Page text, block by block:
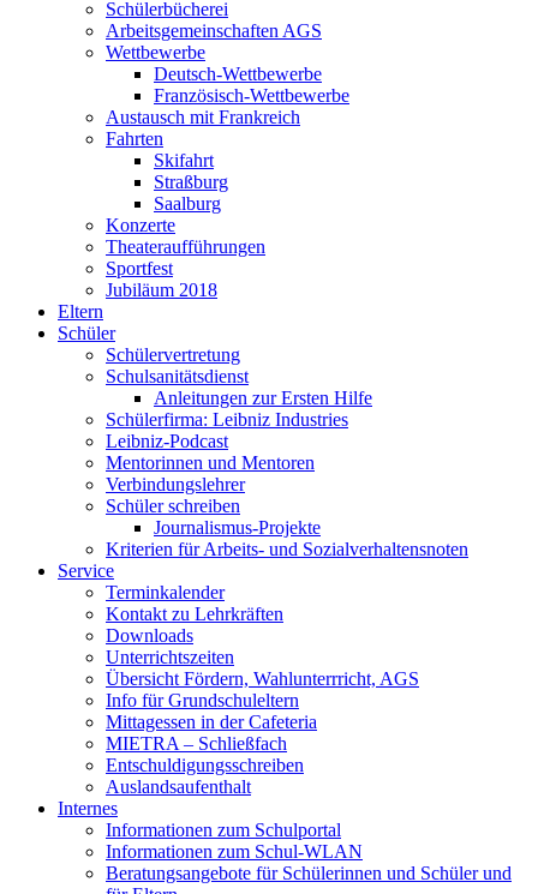
Schülerbücherei
Arbeitsgemeinschaften AGS
Wettbewerbe
Deutsch-Wettbewerbe
Französisch-Wettbewerbe
Austausch mit Frankreich
Fahrten
Skifahrt
Straßburg
Saalburg
Konzerte
Theateraufführungen
Sportfest
Jubiläum 2018
Eltern
Schüler
Schülervertretung
Schulsanitätsdienst
Anleitungen zur Ersten Hilfe
Schülerfirma: Leibniz Industries
Leibniz-Podcast
Mentorinnen und Mentoren
Verbindungslehrer
Schüler schreiben
Journalismus-Projekte
Kriterien für Arbeits- und Sozialverhaltensnoten
Service
Terminkalender
Kontakt zu Lehrkräften
Downloads
Unterrichtszeiten
Übersicht Fördern, Wahlunterrricht, AGS
Info für Grundschuleltern
Mittagessen in der Cafeteria
MIETRA – Schließfach
Entschuldigungsschreiben
Auslandsaufenthalt
Internes
Informationen zum Schulportal
Informationen zum Schul-WLAN
Beratungsangebote für Schülerinnen und Schüler und